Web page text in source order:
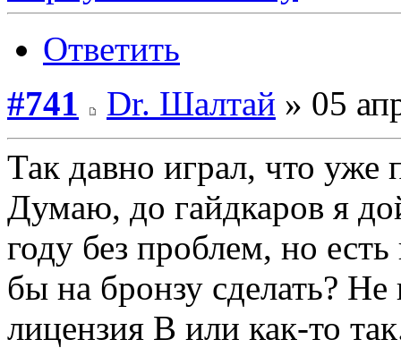
Ответить
#741
Dr. Шалтай » 05
Так давно играл, что
Думаю, до гайдкаров я
году без проблем, но
бы на бронзу сделать?
лицензия В или как-то